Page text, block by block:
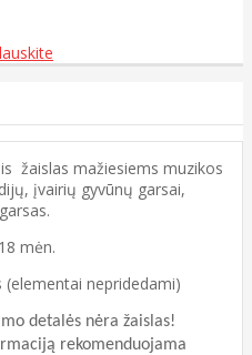
žaislas mažiesiems muzikos
įvairių gyvūnų garsai,
mėn.
(elementai nepridedami)
detalės nėra žaislas!
rekomenduojama